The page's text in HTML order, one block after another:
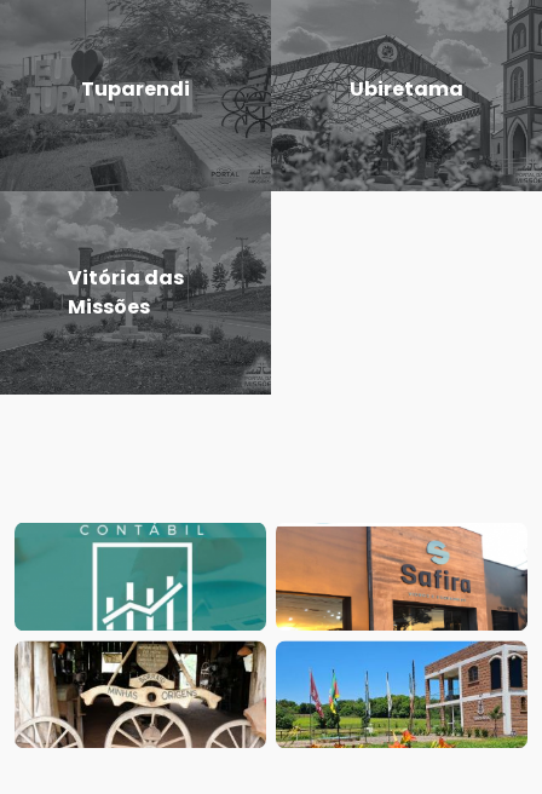
Tuparendi Ubiretama
Vitória das
Missões